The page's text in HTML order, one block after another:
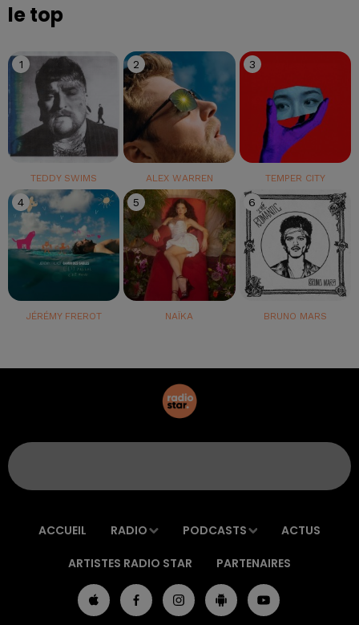
le top
1
TEDDY SWIMS
2
ALEX WARREN
3
TEMPER CITY
4
JÉRÉMY FREROT
5
NAÏKA
6
BRUNO MARS
ACCUEIL RADIO PODCASTS ACTUS
ARTISTES RADIO STAR PARTENAIRES